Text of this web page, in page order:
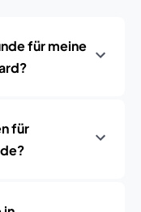
für meine
für